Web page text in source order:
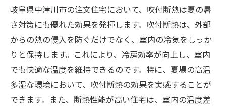
岐阜県中津川市の注文住宅において、吹付断熱は夏の暑
さ対策にも優れた効果を発揮します。吹付断熱は、外部
からの熱の侵入を防ぐだけでなく、室内の冷気をしっか
りと保持します。これにより、冷房効率が向上し、室内
でも快適な温度を維持できるのです。特に、夏場の高温
多湿な環境において、吹付断熱の効果を実感することが
できます。また、断熱性能が高い住宅は、室内の温度差